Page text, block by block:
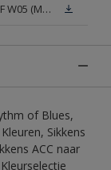
Veiligheidsinformatieblad Alphaxylan SF W05 (MSDS)
of Blues,
Sikkens
ACC naar